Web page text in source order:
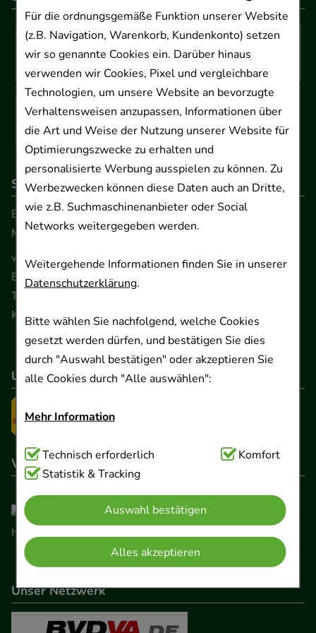
Für die ordnungsgemäße Funktion unserer Website
(z.B. Navigation, Warenkorb, Kundenkonto) setzen
wir so genannte Cookies ein. Darüber hinaus
verwenden wir Cookies, Pixel und vergleichbare
Technologien, um unsere Website an bevorzugte
Verhaltensweisen anzupassen, Informationen über
die Art und Weise der Nutzung unserer Website für
Optimierungszwecke zu erhalten und
personalisierte Werbung ausspielen zu können. Zu
Werbezwecken können diese Daten auch an Dritte,
wie z.B. Suchmaschinenanbieter oder Social
Networks weitergegeben werden.
Weitergehende Informationen finden Sie in unserer
Datenschutzerklärung.
Bitte wählen Sie nachfolgend, welche Cookies
gesetzt werden dürfen, und bestätigen Sie dies
durch "Auswahl bestätigen" oder akzeptieren Sie
alle Cookies durch "Alle auswählen":
Mehr Information
Technisch Notwendig:Hierbei handelt es sich um
Cookies, die für die Grundfunktionen unserer
Website notwendig sind (z.B. Navigation,
Warenkorb, Kundenkonto), weshalb auf diese nicht
verzichtet werden kann.
Komfort:Diese Cookies werden genutzt um das
Einkaufserlebnis noch ansprechender zu gestalten,
beispielsweise für die Wiedererkennung des
Besuchers oder unsere Seite an bevorzugte
Technisch erforderlich
Komfort
Statistik & Tracking
Auswahl bestätigen
Alles akzeptieren
So erreichen Sie uns
Beratung und Kundenservice:
Montag - Freitag von 9.00 bis 17.00 Uhr
www.ApoSalis.de
· E-Mail:info@ApoSalis.de
Ernst-August-Platz 2 · 30159 Hannover
Telefon 0511 89 71 80 0 · Fax 0511 89 71 80 11
Kontaktformular
Unser Versanddienstleister
Wir sind hier gelistet
Unser Netzwerk